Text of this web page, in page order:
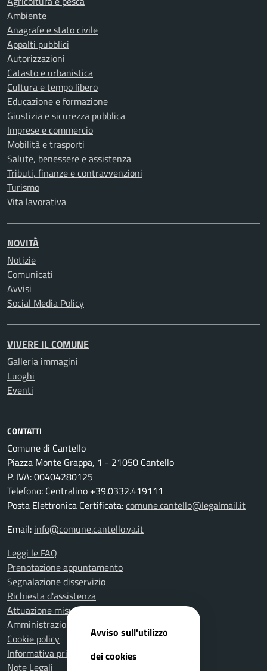
Ambiente
Anagrafe e stato civile
Appalti pubblici
Autorizzazioni
Catasto e urbanistica
Cultura e tempo libero
Educazione e formazione
Giustizia e sicurezza pubblica
Imprese e commercio
Mobilità e trasporti
Salute, benessere e assistenza
Tributi, finanze e contravvenzioni
Turismo
Vita lavorativa
NOVITÀ
Notizie
Comunicati
Avvisi
Social Media Policy
VIVERE IL COMUNE
Galleria immagini
Luoghi
Eventi
CONTATTI
Comune di Cantello
Piazza Monte Grappa, 1 - 21050 Cantello
P. IVA: 00404280125
Telefono: Centralino +39.0332.419111
Posta Elettronica Certificata:comune.cantello@legalmail.it
Email: info@comune.cantello.va.it
Leggi le FAQ
Prenotazione appuntamento
Segnalazione disservizio
Richiesta d'assistenza
Attuazione misure PNRR
Amministrazione trasparente
Cookie policy
Informativa privacy
Note Legali
Avviso sull'utilizzo
dei cookies